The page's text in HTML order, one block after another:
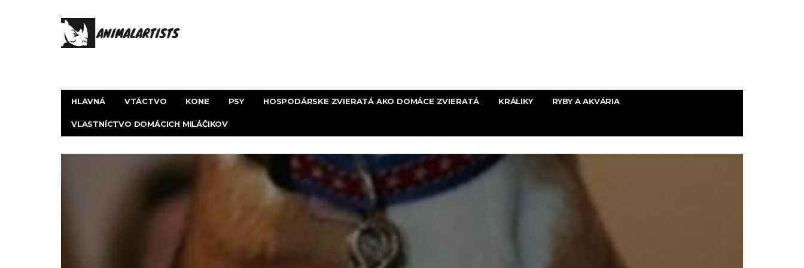
HLAVNÁ VTÁCTVO KONE PSY HOSPODÁRSKE ZVIERATÁ AKO DOMÁCE ZVIERATÁ KRÁLIKY RYBY A AKVÁRIA
VLASTNÍCTVO DOMÁCICH MILÁČIKOV